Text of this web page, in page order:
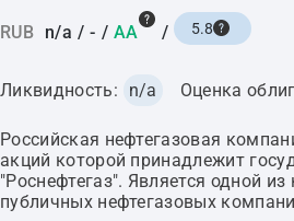
RUB n/a / - / AA / 5.8
Ликвидность: n/a Оценка
Российская нефтегазовая
акций которой принадлежит
"Роснефтегаз". Является одной
публичных нефтегазовых